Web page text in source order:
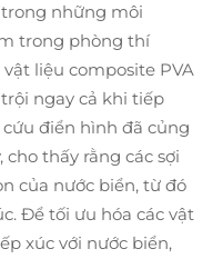
những môi
trong phòng thí
liệu composite PVA
ngay cả khi tiếp
điển hình đã củng
thấy rằng các sợi
của nước biển, từ đó
Để tối ưu hóa các vật
xúc với nước biển,